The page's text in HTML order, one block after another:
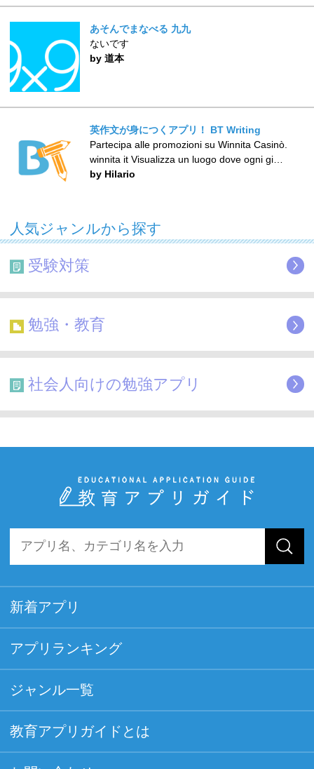
あそんでまなべる 九九
ないです
by 道本
英作文が身につくアプリ！ BT Writing
Partecipa alle promozioni su Winnita Casinò.
winnita it Visualizza un luogo dove ogni gi…
by Hilario
人気ジャンルから探す
受験対策
勉強・教育
社会人向けの勉強アプリ
新着アプリ
アプリランキング
ジャンル一覧
教育アプリガイドとは